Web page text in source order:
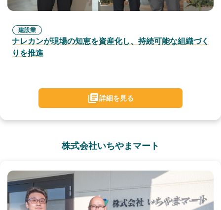
建設業
ナレカンが現場の知恵を資産化し、持続可能な組織づく
りを推進
詳細を見る
株式会社いちやまマート